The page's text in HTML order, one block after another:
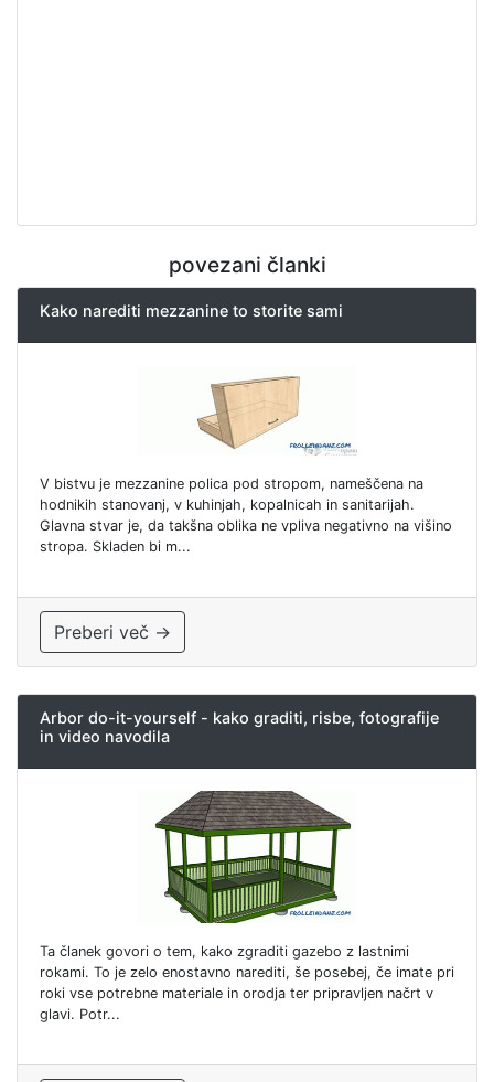
povezani članki
Kako narediti mezzanine to storite sami
V bistvu je mezzanine polica pod stropom, nameščena na
hodnikih stanovanj, v kuhinjah, kopalnicah in sanitarijah.
Glavna stvar je, da takšna oblika ne vpliva negativno na višino
stropa. Skladen bi m...
Preberi več →
Arbor do-it-yourself - kako graditi, risbe, fotografije
in video navodila
Ta članek govori o tem, kako zgraditi gazebo z lastnimi
rokami. To je zelo enostavno narediti, še posebej, če imate pri
roki vse potrebne materiale in orodja ter pripravljen načrt v
glavi. Potr...